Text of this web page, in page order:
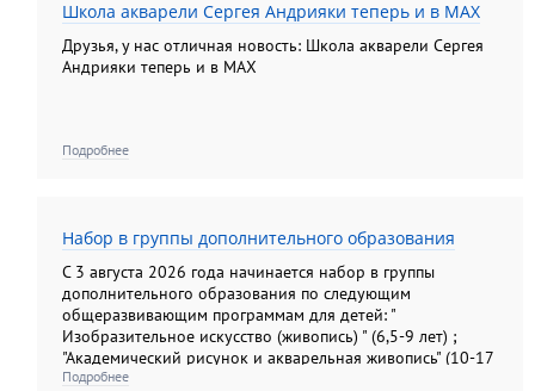
Школа акварели Сергея Андрияки теперь и в MAX
Друзья, у нас отличная новость: Школа акварели Сергея
Андрияки теперь и в MAX
Подробнее
Набор в группы дополнительного образования
С 3 августа 2026 года начинается набор в группы
дополнительного образования по следующим
общеразвивающим программам для детей: "
Изобразительное искусство (живопись) " (6,5-9 лет) ;
"Академический рисунок и акварельная живопись" (10-17
лет); "Изобразительное искусство (рисунок, живопись,
Подробнее